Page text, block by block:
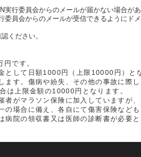
行委員会からのメールが届かない場合があ
委員会からのメールが受信できるように
ください。
です。
して日額1000円（上限10000円）と
す。傷病や紛失、その他の事故に際
は上限金額の10000円となります。
がマラソン保険に加入していますが
の場合に備え、各自にて傷害保険なども
院の領収書又は医師の診断書が必要